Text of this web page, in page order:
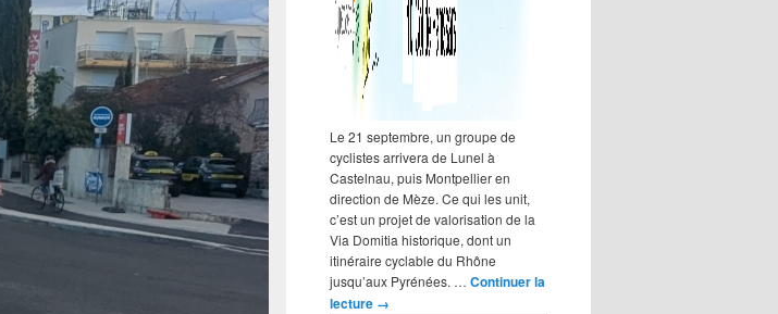
Le 21 septembre, un groupe de
cyclistes arrivera de Lunel à
Castelnau, puis Montpellier en
direction de Mèze. Ce qui les unit,
c’est un projet de valorisation de la
Via Domitia historique, dont un
itinéraire cyclable du Rhône
jusqu’aux Pyrénées. … Continuer la
lecture →